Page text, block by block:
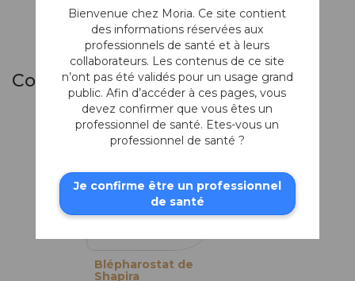
Composants du Set
Blépharostat de
Shapira
Bienvenue chez Moria. Ce site contient
des informations réservées aux
professionnels de santé et à leurs
collaborateurs. Les contenus de ce site
n’ont pas été validés pour un usage grand
public. Afin d’accéder à ces pages, vous
devez confirmer que vous êtes un
professionnel de santé. Etes-vous un
professionnel de santé ?
Je confirme être un professionnel
de santé